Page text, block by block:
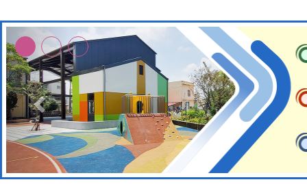
轉知經濟部水利署委託財
研究院辦理「115年表揚
115年8月22日(星期六)辦